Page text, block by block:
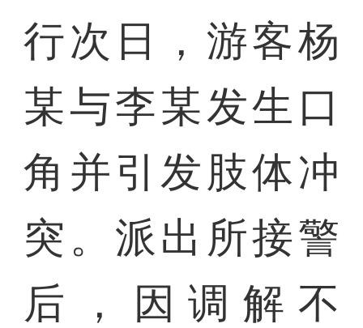
行次日，游客杨
某与李某发生口
角并引发肢体冲
突。派出所接警
后，因调解不